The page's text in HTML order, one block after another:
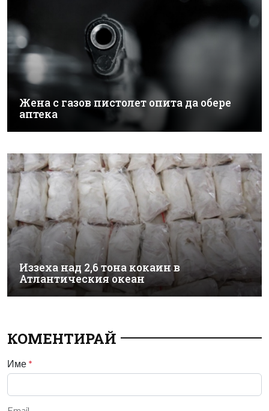
Жена с газов пистолет опита да обере
аптека
Иззеха над 2,6 тона кокаин в
Атлантическия океан
КОМЕНТИРАЙ
Име *